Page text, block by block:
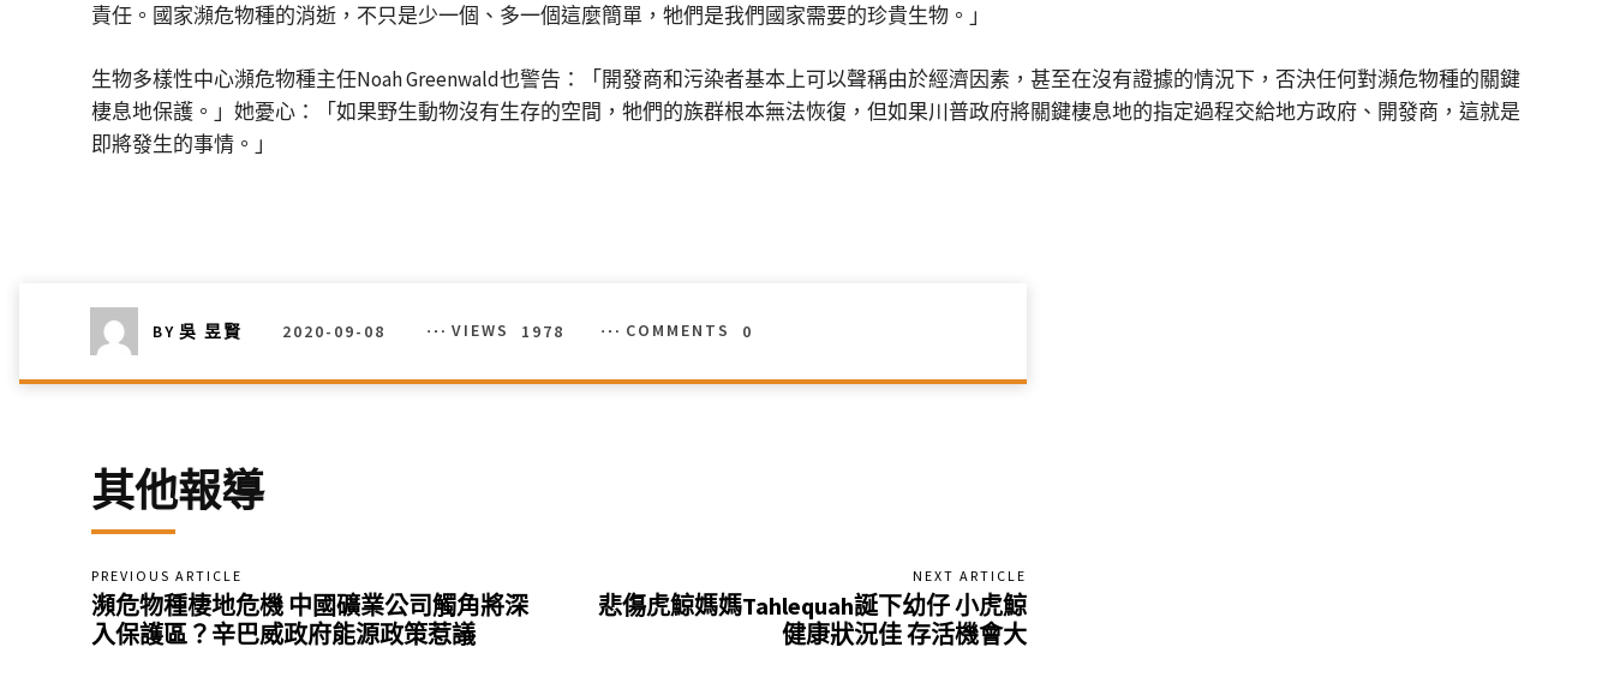
責任。國家瀕危物種的消逝，不只是少一個、多一個這麼簡單，牠們是我們國家需要的珍貴生物。」
生物多樣性中心瀕危物種主任Noah Greenwald也警告：「開發商和污染者基本上可以聲稱由於經濟因素，甚至在沒有證據的情況下，否決任何對瀕危物種的關鍵
棲息地保護。」她憂心：「如果野生動物沒有生存的空間，牠們的族群根本無法恢復，但如果川普政府將關鍵棲息地的指定過程交給地方政府、開發商，這就是
即將發生的事情。」
BY 吳 昱賢 2020-09-08 VIEWS 1978 COMMENTS 0
其他報導
PREVIOUS ARTICLE
瀕危物種棲地危機 中國礦業公司觸角將深
入保護區？辛巴威政府能源政策惹議
NEXT ARTICLE
悲傷虎鯨媽媽Tahlequah誕下幼仔 小虎鯨
健康狀況佳 存活機會大